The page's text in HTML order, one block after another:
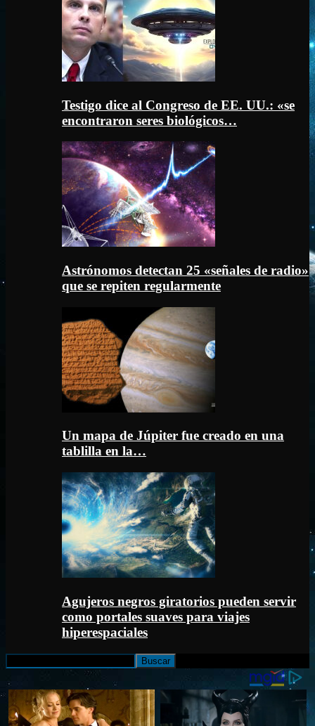
Testigo dice al Congreso de EE. UU.: «se
encontraron seres biológicos…
Astrónomos detectan 25 «señales de radio»
que se repiten regularmente
Un mapa de Júpiter fue creado en una
tablilla en la…
Agujeros negros giratorios pueden servir
como portales suaves para viajes
hiperespaciales